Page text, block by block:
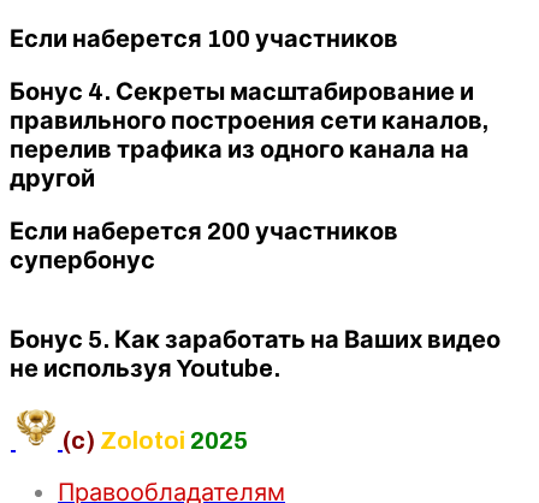
Если наберется 100 участников
Бонус 4. Секреты масштабирование и
правильного построения сети каналов,
перелив трафика из одного канала на
другой
Если наберется 200 участников
супербонус
Бонус 5. Как заработать на Ваших видео
не используя Youtube.
(c) Zolotoi 2025
Правообладателям